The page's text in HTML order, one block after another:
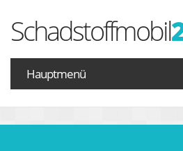
Schadstoffmobil
Hauptmenü
Startseite